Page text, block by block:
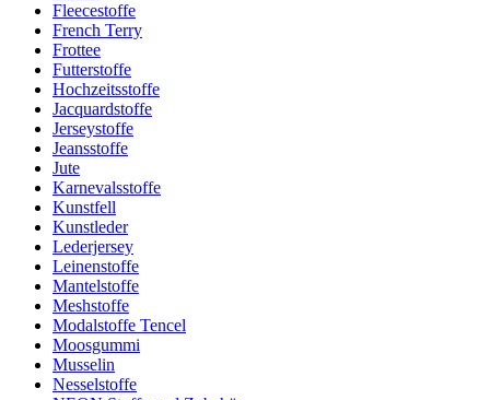
Fleecestoffe
French Terry
Frottee
Futterstoffe
Hochzeitsstoffe
Jacquardstoffe
Jerseystoffe
Jeansstoffe
Jute
Karnevalsstoffe
Kunstfell
Kunstleder
Lederjersey
Leinenstoffe
Mantelstoffe
Meshstoffe
Modalstoffe Tencel
Moosgummi
Musselin
Nesselstoffe